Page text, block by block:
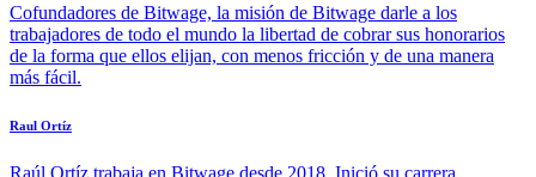
Cofundadores de Bitwage, la misión de Bitwage darle a los
trabajadores de todo el mundo la libertad de cobrar sus honorarios
de la forma que ellos elijan, con menos fricción y de una manera
más fácil.
Raul Ortíz
Raúl Ortíz trabaja en Bitwage desde 2018. Inició su carrera